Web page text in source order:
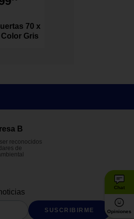
70 x
Gris
B
reconocidos
de
SUSCRIBIRME
Chat
Opiniones